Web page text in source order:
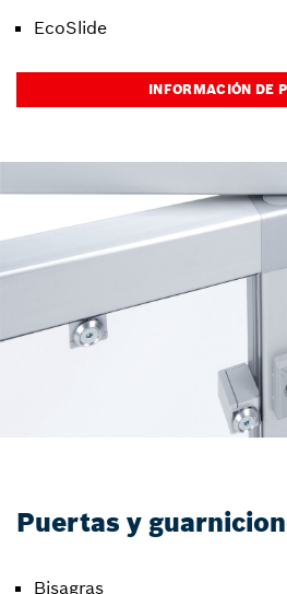
EcoSlide
INFORMACIÓN DE
Puertas y
Bisagras